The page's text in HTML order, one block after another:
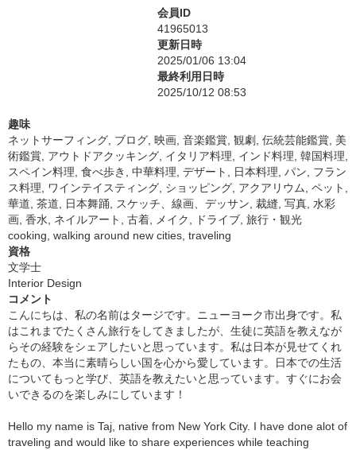
会員ID
41965013
更新日時
2025/01/06 13:04
最終利用日時
2025/10/12 08:53
趣味
ネットサーフィング, ブログ, 映画, 音楽鑑賞, 観劇, 伝統芸能鑑賞, 美
術鑑賞, アウトドアクッキング, イタリア料理, インド料理, 韓国料理,
スペイン料理, 食べ歩き, 中華料理, デザート, 日本料理, パン, フラン
ス料理, ワインテイスティング, ショッピング, アクアリウム, ペット,
華道, 茶道, 日本舞踊, スケッチ、線画、デッサン, 裁縫, 写真, 水彩
画, 香水, ネイルアート, 古着, メイク, ドライブ, 旅行・観光
cooking, walking around new cities, traveling
資格
文学士
Interior Design
コメント
こんにちは、私の名前はタージです。ニューヨーク市出身です。私
はこれまでたくさん旅行をしてきましたが、生徒に英語を教えなが
らその経験をシェアしたいと思っています。私は日本が見せてくれ
たもの、本当に素晴らしい国を心から愛しています。日本での生活
についてもっと学び、英語を教えたいと思っています。すぐにお会
いできるのを楽しみにしています！
Hello my name is Taj, native from New York City. I have done alot of
traveling and would like to share experiences while teaching